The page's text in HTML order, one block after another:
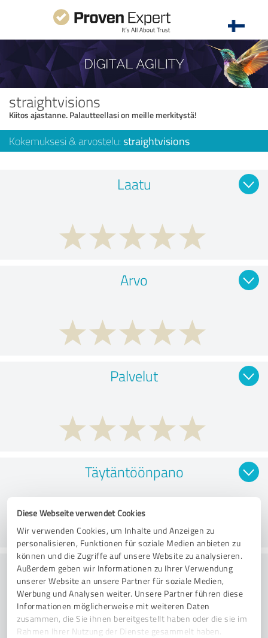
Diese Webseite verwendet Cookies
Wir verwenden Cookies, um Inhalte und Anzeigen zu
personalisieren, Funktionen für soziale Medien anbieten zu
können und die Zugriffe auf unsere Website zu analysieren.
Außerdem geben wir Informationen zu Ihrer Verwendung
unserer Website an unsere Partner für soziale Medien,
Werbung und Analysen weiter. Unsere Partner führen diese
Informationen möglicherweise mit weiteren Daten
zusammen, die Sie ihnen bereitgestellt haben oder die sie im
Rahmen Ihrer Nutzung der Dienste gesammelt haben.
straightvisions
Kiitos ajastanne. Palautteellasi on meille merkitystä!
Kokemuksesi & arvostelu: straightvisions
Laatu
Arvo
Palvelut
Täytäntöönpano
Konsultointi